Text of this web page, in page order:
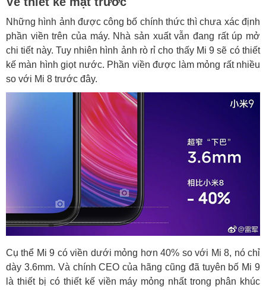
Những hình ảnh được công bố chính thức thì chưa xác định
phần viền trên của máy. Nhà sản xuất vẫn đang rất úp mở
chi tiết này. Tuy nhiên hình ảnh rò rỉ cho thấy Mi 9 sẽ có thiết
kế màn hình giọt nước. Phần viền được làm mỏng rất nhiều
so với Mi 8 trước đây.
Cụ thể Mi 9 có viền dưới mỏng hơn 40% so với Mi 8, nó chỉ
dày 3.6mm. Và chính CEO của hãng cũng đã tuyên bố Mi 9
là thiết bị có thiết kế viền máy mỏng nhất trong phân khúc